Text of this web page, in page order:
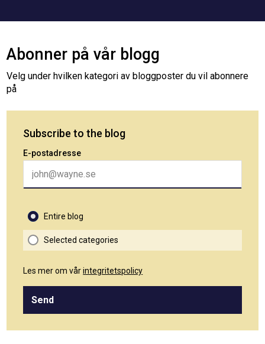
Abonner på vår blogg
Velg under hvilken kategori av bloggposter du vil abonnere
på
Subscribe to the blog
E-postadresse
Entire blog
Selected categories
Les mer om vårintegritetspolicy
Send